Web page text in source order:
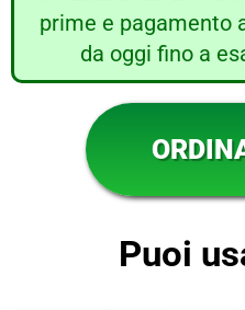
prime e pagamento
da oggi fino a
Puoi